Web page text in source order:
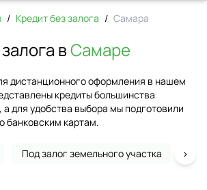
/ Кредит без залога / Самара
вСамаре
дистанционного оформления в нашем
кредиты большинства
а для удобства выбора мы подготовили
банковским картам.
Под залог земельного участка ›